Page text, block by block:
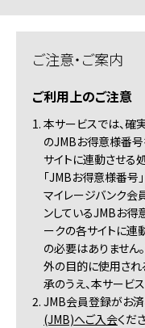
ご注意・ご案内
ご利用上のご注意
1. 本サービスでは、確
のJMBお得意様番
サイトに連動させる
「JMBお得意様番号
マイレージバンク会
ンしているJMBお
ークの各サイトに連
の必要はありません
外の目的に使用され
承のうえ、本サービ
2. JMB会員登録がお
(JMB)へご入会くだ